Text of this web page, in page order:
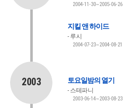
2004-11-30~2005-06-26
지킬 앤 하이드
루시
2004-07-23~2004-08-21
2003 토요일밤의 열기
스테파니
2003-06-14~2003-08-23